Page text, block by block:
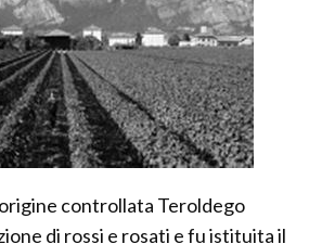
controllata Teroldego
di rossi e rosati e fu istituita il